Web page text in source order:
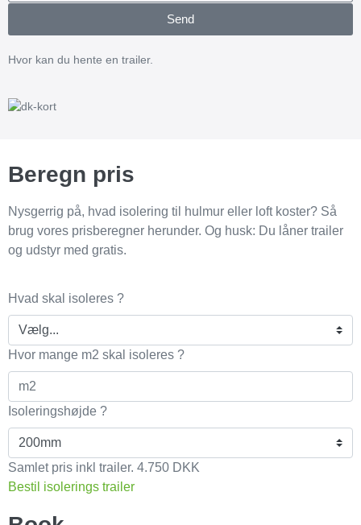
Send
Hvor kan du hente en trailer.
Beregn pris
Nysgerrig på, hvad isolering til hulmur eller loft koster? Så
brug vores prisberegner herunder. Og husk: Du låner trailer
og udstyr med gratis.
Hvad skal isoleres ?
Hvor mange m2 skal isoleres ?
Isoleringshøjde ?
Samlet pris inkl trailer. 4.750 DKK
Bestil isolerings trailer